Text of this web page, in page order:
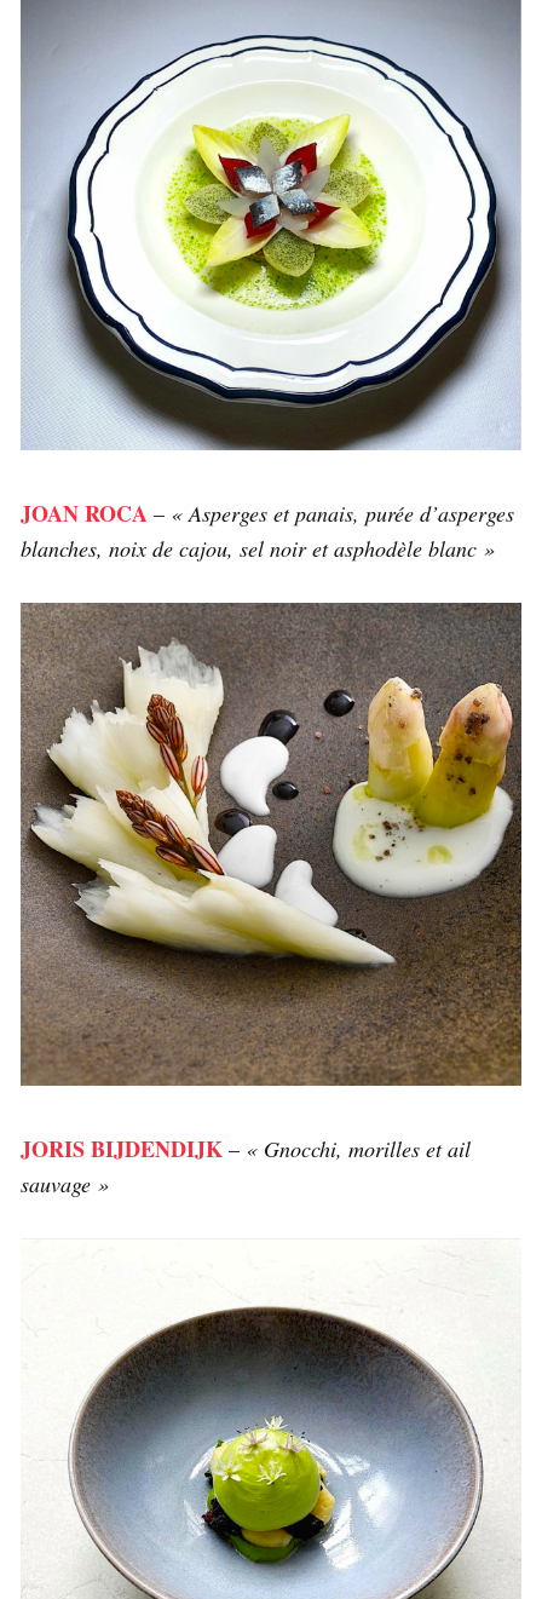
JOAN ROCA – « Asperges et panais, purée d’asperges
blanches, noix de cajou, sel noir et asphodèle blanc »
JORIS BIJDENDIJK – « Gnocchi, morilles et ail
sauvage »